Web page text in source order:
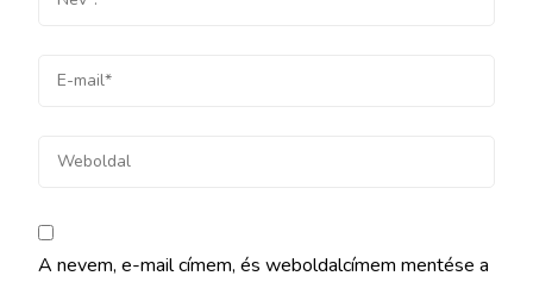
A nevem, e-mail címem, és weboldalcímem mentése a